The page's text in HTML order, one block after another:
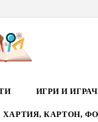
ИГРИ И
ХАРТИЯ, КАРТОН,